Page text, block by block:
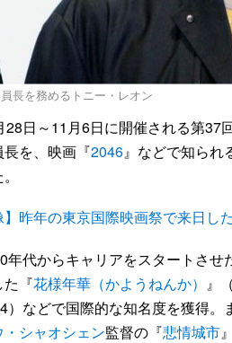
長を務めるトニー・レオン
日～11月6日に開催される第37
を、映画『2046』などで知られ
】昨年の東京国際映画祭で来日し
代からキャリアをスタートさせ
た『花様年華（かようねんか） 』
）などで国際的な知名度を獲得
・シャオシェン監督の『悲情城市